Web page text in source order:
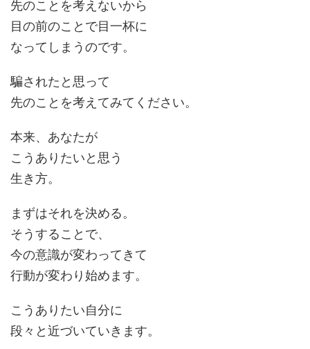
先のことを考えないから
目の前のことで目一杯に
なってしまうのです。
騙されたと思って
先のことを考えてみてください。
本来、あなたが
こうありたいと思う
生き方。
まずはそれを決める。
そうすることで、
今の意識が変わってきて
行動が変わり始めます。
こうありたい自分に
段々と近づいていきます。